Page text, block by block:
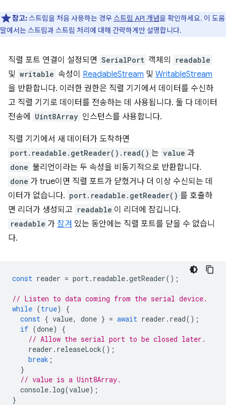
참고:스트림을 처음 사용하는 경우스트림 API 개념을 확인하세요. 이 도움
말에서는 스트림과 스트림 처리에 대해 간략하게만 설명합니다.
직렬 포트 연결이 설정되면 SerialPort 객체의 readable
및 writable 속성이 ReadableStream 및 WritableStream
을 반환합니다. 이러한 권한은 직렬 기기에서 데이터를 수신하
고 직렬 기기로 데이터를 전송하는 데 사용됩니다. 둘 다 데이터
전송에
Uint8Array 인스턴스를 사용합니다.
직렬 기기에서 새 데이터가 도착하면
port.readable.getReader().read() 는 value 과
done 불리언이라는 두 속성을 비동기적으로 반환합니다.
done 가 true이면 직렬 포트가 닫혔거나 더 이상 수신되는 데
이터가 없습니다. port.readable.getReader() 를 호출하
면 리더가 생성되고 readable 이 리더에 잠깁니다.
readable 가 잠겨 있는 동안에는 직렬 포트를 닫을 수 없습니
다.
const reader = port. readable.getReader();
// Listen to data coming from the serial device.
while (true)
{
const { value, done } = await reader . read();
if (done)
{
// Allow the serial port to be closed later.
reader . releaseLock();
break ;
}
// value is a Uint8Array.
console. log(value);
}